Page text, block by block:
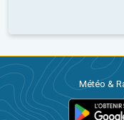
Météo &